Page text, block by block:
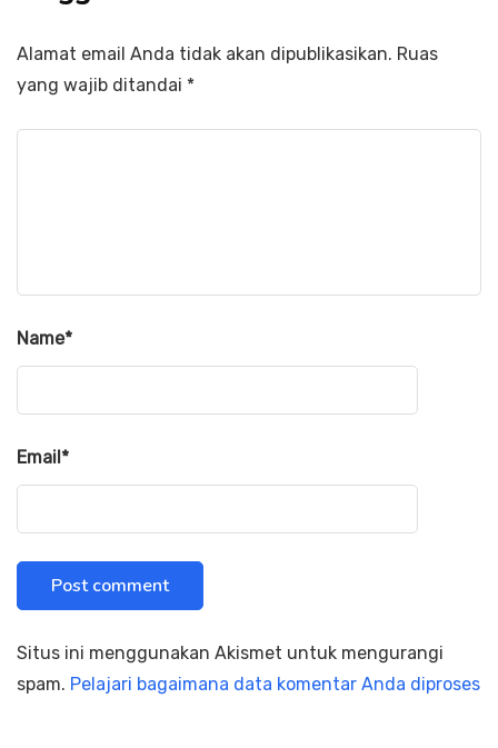
Alamat email Anda tidak akan dipublikasikan. Ruas
yang wajib ditandai *
Name*
Email*
Situs ini menggunakan Akismet untuk mengurangi
spam. Pelajari bagaimana data komentar Anda diproses